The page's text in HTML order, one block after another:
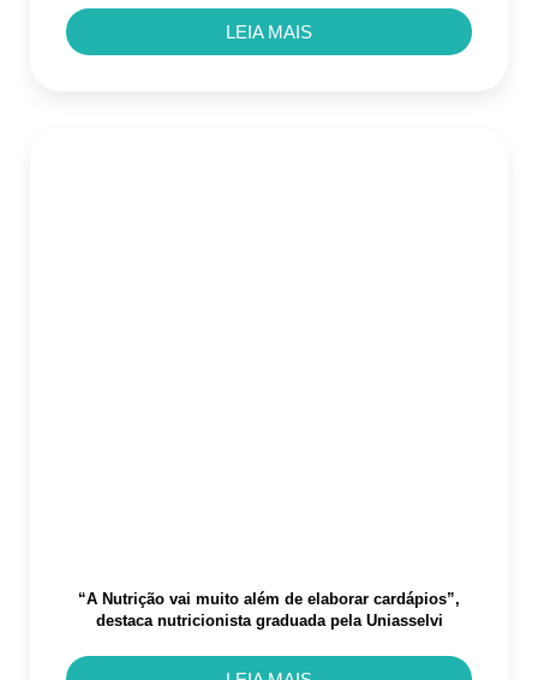
LEIA MAIS
“A Nutrição vai muito além de elaborar cardápios”,
destaca nutricionista graduada pela Uniasselvi